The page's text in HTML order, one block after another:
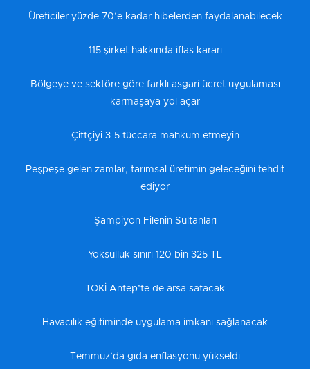
Üreticiler yüzde 70’e kadar hibelerden faydalanabilecek
115 şirket hakkında iflas kararı
Bölgeye ve sektöre göre farklı asgari ücret uygulaması
karmaşaya yol açar
Çiftçiyi 3-5 tüccara mahkum etmeyin
Peşpeşe gelen zamlar, tarımsal üretimin geleceğini tehdit
ediyor
Şampiyon Filenin Sultanları
Yoksulluk sınırı 120 bin 325 TL
TOKİ Antep’te de arsa satacak
Havacılık eğitiminde uygulama imkanı sağlanacak
Temmuz’da gıda enflasyonu yükseldi